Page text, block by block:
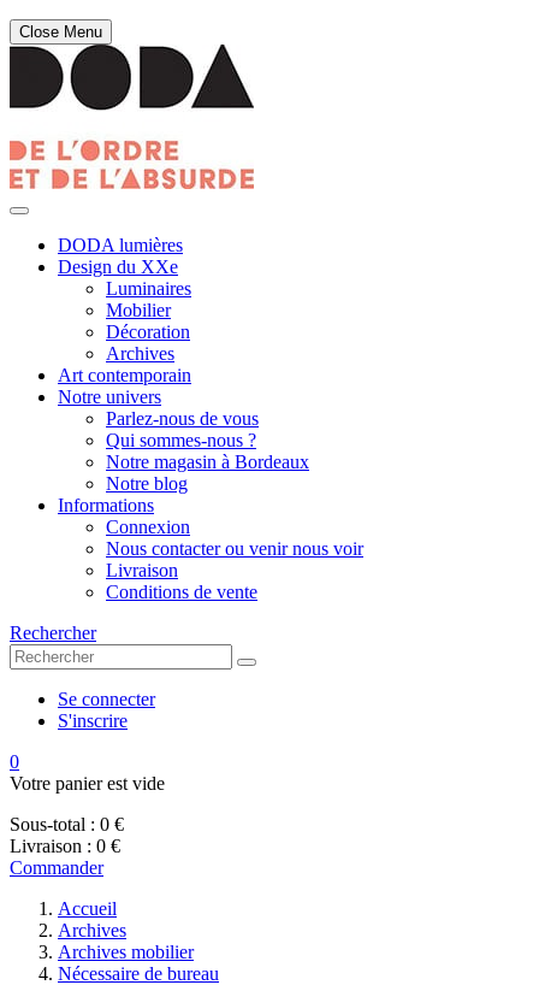
Close Menu
DODA lumières
Design du XXe
Luminaires
Mobilier
Décoration
Archives
Art contemporain
Notre univers
Parlez-nous de vous
Qui sommes-nous ?
Notre magasin à Bordeaux
Notre blog
Informations
Connexion
Nous contacter ou venir nous voir
Livraison
Conditions de vente
Rechercher
Se connecter
S'inscrire
0
Votre panier est vide
Sous-total : 0 €
Livraison : 0 €
Commander
Accueil
Archives
Archives mobilier
Nécessaire de bureau